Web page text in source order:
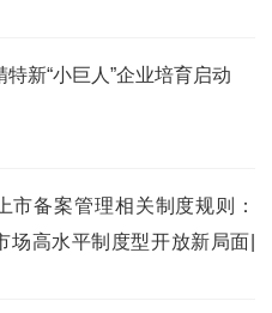
特新“小巨人”企业培育启动
市备案管理相关制度规则：
场高水平制度型开放新局面|